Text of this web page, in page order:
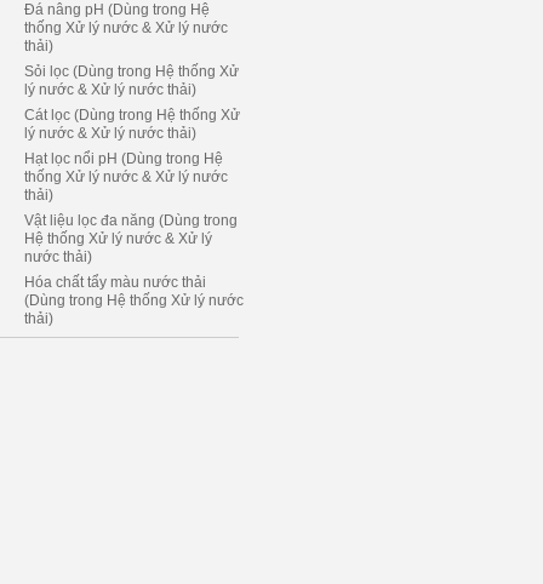
Đá nâng pH (Dùng trong Hệ
thống Xử lý nước & Xử lý nước
thải)
Sỏi lọc (Dùng trong Hệ thống Xử
lý nước & Xử lý nước thải)
Cát lọc (Dùng trong Hệ thống Xử
lý nước & Xử lý nước thải)
Hạt lọc nổi pH (Dùng trong Hệ
thống Xử lý nước & Xử lý nước
thải)
Vật liệu lọc đa năng (Dùng trong
Hệ thống Xử lý nước & Xử lý
nước thải)
Hóa chất tẩy màu nước thải
(Dùng trong Hệ thống Xử lý nước
thải)